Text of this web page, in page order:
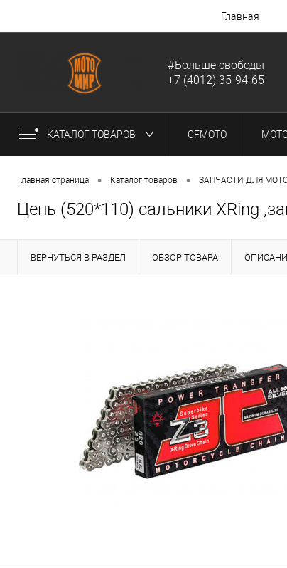
Главная
#Больше свободы
+7 (4012) 35-94-65
КАТАЛОГ ТОВАРОВ CFMOTO
Главная страница • Каталог товаров • ЗАПЧАСТИ ДЛЯ
Цепь (520*110) сальники XRing
ВЕРНУТЬСЯ В РАЗДЕЛ ОБЗОР ТОВАРА